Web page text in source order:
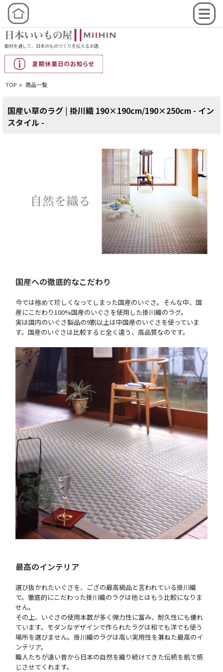
取材を通して、日本のものづくりを伝えるお店
TOP > 商品一覧
国産い草のラグ | 掛川織 190×190cm/190×250cm - イン
スタイル -
国産への徹底的なこだわり
今では極めて珍しくなってしまった国産のいぐさ。そんな中、国
産にこだわり100%国産のいぐさを使用した掛川織のラグ。
実は国内のいぐさ製品の9割以上は中国産のいぐさを使っていま
す。国産のいぐさは比較すると全く違う、高品質なのです。
最高のインテリア
選び抜かれたいぐさを、ござの最高級品と言われている掛川織
で。徹底的にこだわった掛川織のラグは他とはもう比較になりま
せん。
その上、いぐさの使用本数が多く弾力性に富み、耐久性にも優れ
ています。モダンなデザインで作られたラグは和でも洋でも使う
場所を選びません。掛川織のラグは高い実用性を兼ねた最高のイ
ンテリア。
職人たちが遠い昔から日本の自然を織り続けてきた伝統を肌で感
じさせてくれます。